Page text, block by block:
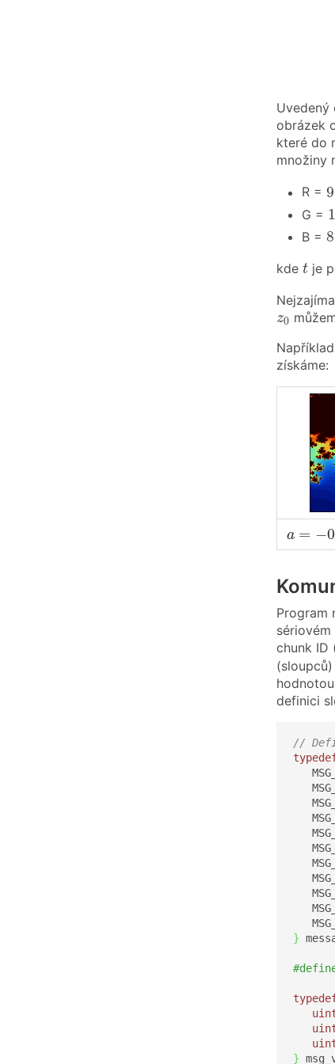
obrázek
které do
množiny
R = 9
9
G =
B =
kde t
t je
z0
z0
získáme:
a = −
a 0.5
Program
chunk ID
definici
//
}
#define
}